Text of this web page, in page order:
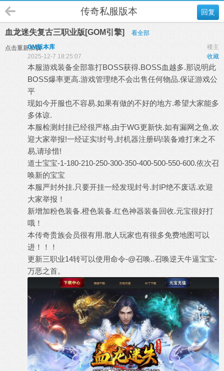
回复
传奇私服版本
血龙迷失复古三职业版[GOM引擎] 看全部
点击重新加载 楼主
GM版本库
收藏
2025-12-7 18:25:07
本服游戏装备全部靠打BOSS获得.BOSS血越多.那说明此
BOSS爆率更高.游戏管理绝不会出售任何物品.保证游戏公
平
现如今开服也不容易.如果有做的不好的地方.希望大家能多
多体谅.
本服检测封挂已经很严格,由于WG更新快.如有漏网之鱼,欢
迎大家举报!一经证实!封号,封机器注册码!装备难打来之不
易,请珍惜!
道士宝宝-1-180-210-250-300-350-400-500-550-600.依次召
唤新的宝宝
本服严封外挂.只要开挂一经发现封号.封IP绝不废话.欢迎
大家举报！
新增加粉色装备.橙色装备.红色神器装备回收.元宝很好打
哦！
本传奇贵族会员很有用.散人玩家也有很多免费地图可以
进！！！
更新三职业14转可以使用命令-@召唤..召唤逆天牛逼宝宝-
万恶之首。